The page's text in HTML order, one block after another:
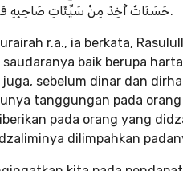
حَسَنَاتٌ أُخِذَ مِنْ سَيِّئَاتِ صَاحِبِهِ فَحُمِلَ عَلَيْهِ رواه البخاري.
r.a., ia berkata,
baik berupa
sebelum dinar dan
tanggungan pada
pada orang yang
dilimpahkan